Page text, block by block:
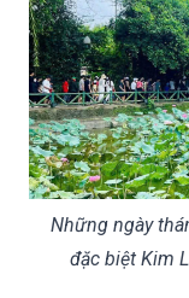
Những ngày
đặc biệt Kim